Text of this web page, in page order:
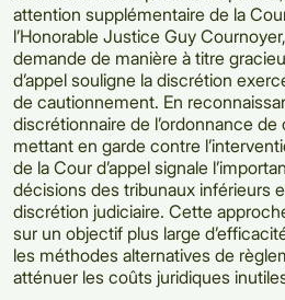
attention supplémentaire de la
l’Honorable Justice Guy
demande de manière à titre
d’appel souligne la discrétion
de cautionnement. En
discrétionnaire de l’ordonnance
mettant en garde contre
de la Cour d’appel signale
décisions des tribunaux inférieurs
discrétion judiciaire. Cette
sur un objectif plus large
les méthodes alternatives de
atténuer les coûts juridiques